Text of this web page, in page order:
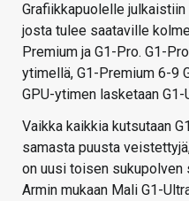
Grafiikkapuolelle
josta tulee saataville
Premium ja G1-Pro. G1-
ytimellä, G1-Premium 6-9
GPU-ytimen lasketaan G1-
Vaikka kaikkia kutsutaan
samasta puusta
on uusi toisen sukupolven
Armin mukaan Mali G1-